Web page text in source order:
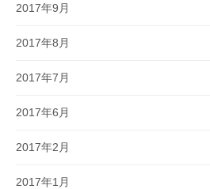
2017年9月
2017年8月
2017年7月
2017年6月
2017年2月
2017年1月